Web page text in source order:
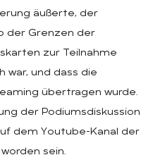
äußerte, der
der Grenzen der
zur Teilnahme
war, und dass die
übertragen wurde.
der Podiumsdiskussion
dem Youtube-Kanal der
sein.